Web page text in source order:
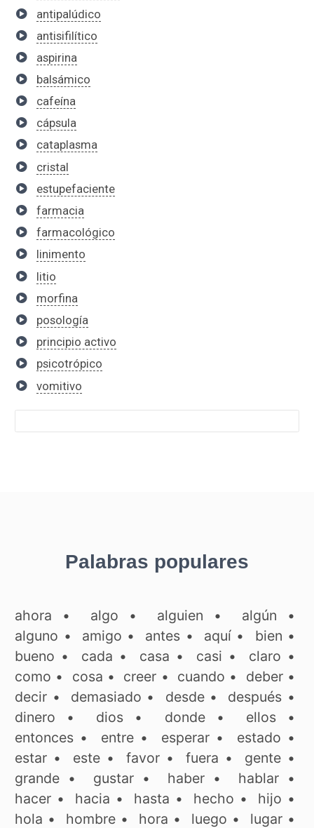
antipalúdico
antisifilítico
aspirina
balsámico
cafeína
cápsula
cataplasma
cristal
estupefaciente
farmacia
farmacológico
linimento
litio
morfina
posología
principio activo
psicotrópico
vomitivo
Palabras populares
ahora • algo • alguien • algún •
alguno • amigo • antes • aquí• bien •
bueno • cada • casa • casi • claro •
como • cosa • creer • cuando • deber•
decir • demasiado • desde• después •
dinero • dios • donde• ellos •
entonces • entre• esperar• estado •
estar • este •favor •fuera • gente •
grande • gustar• haber• hablar•
hacer • hacia • hasta • hecho • hijo •
hola • hombre• hora • luego • lugar•